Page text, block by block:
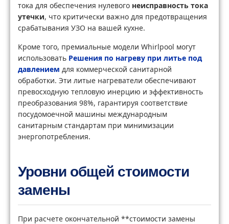
тока для обеспечения нулевого неисправность тока
утечки, что критически важно для предотвращения
срабатывания УЗО на вашей кухне.
Кроме того, премиальные модели Whirlpool могут
использовать Решения по нагреву при литье под
давлением для коммерческой санитарной
обработки. Эти литые нагреватели обеспечивают
превосходную тепловую инерцию и эффективность
преобразования 98%, гарантируя соответствие
посудомоечной машины международным
санитарным стандартам при минимизации
энергопотребления.
Уровни общей стоимости
замены
При расчете окончательной **стоимости замены